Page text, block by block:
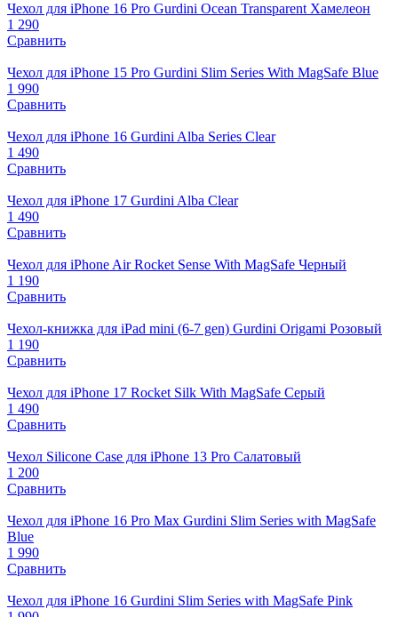
Чехол для iPhone 16 Pro Gurdini Ocean Transparent Хамелеон
1 290
Сравнить
Чехол для iPhone 15 Pro Gurdini Slim Series With MagSafe Blue
1 990
Сравнить
Чехол для iPhone 16 Gurdini Alba Series Clear
1 490
Сравнить
Чехол для iPhone 17 Gurdini Alba Clear
1 490
Сравнить
Чехол для iPhone Air Rocket Sense With MagSafe Черный
1 190
Сравнить
Чехол-книжка для iPad mini (6-7 gen) Gurdini Origami Розовый
1 190
Сравнить
Чехол для iPhone 17 Rocket Silk With MagSafe Серый
1 490
Сравнить
Чехол Silicone Case для iPhone 13 Pro Салатовый
1 200
Сравнить
Чехол для iPhone 16 Pro Max Gurdini Slim Series with MagSafe
Blue
1 990
Сравнить
Чехол для iPhone 16 Gurdini Slim Series with MagSafe Pink